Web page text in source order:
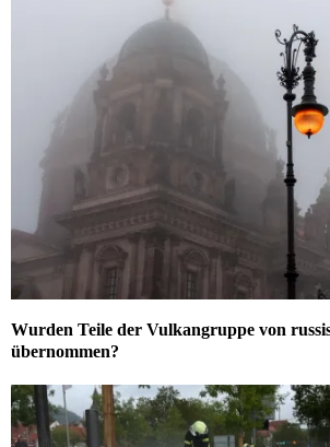
Wurden Teile der Vulkangruppe von
übernommen?